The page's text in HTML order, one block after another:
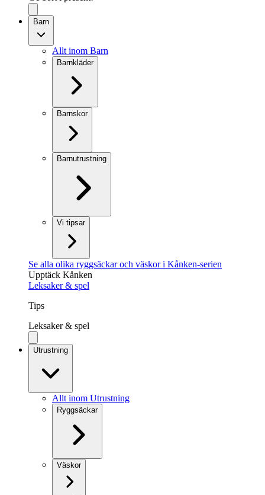
Barn
Allt inom Barn
Barnkläder
Barnskor
Barnutrustning
Vi tipsar
Se alla olika ryggsäckar och väskor i Kånken-serien
Upptäck Kånken
Leksaker & spel
Tips
Leksaker & spel
Utrustning
Allt inom Utrustning
Ryggsäckar
Väskor